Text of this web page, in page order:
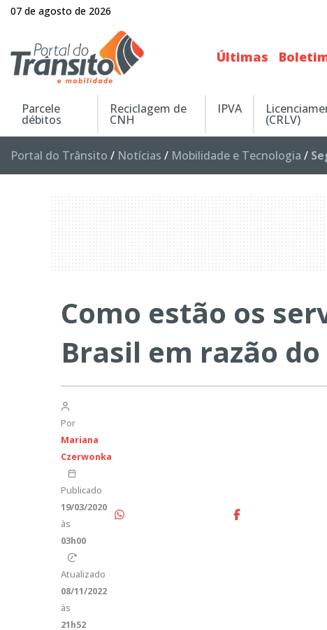
07 de agosto de 2026
Últimas
Parcele
débitos
Reciclagem de
CNH
IPVA
(CRLV)
Portal do Trânsito / Notícias / Mobilidade e Tecnologia /
Como estão os
Brasil em razão
Por
Mariana
Czerwonka
Publicado
19/03/2020
às
03h00
Atualizado
08/11/2022
às
21h52